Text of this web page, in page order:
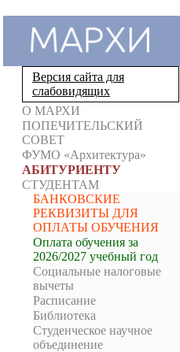
Версия сайта для
слабовидящих
О МАРХИ
ПОПЕЧИТЕЛЬСКИЙ
СОВЕТ
ФУМО «Архитектура»
АБИТУРИЕНТУ
СТУДЕНТАМ
БАНКОВСКИЕ
РЕКВИЗИТЫ ДЛЯ
ОПЛАТЫ ОБУЧЕНИЯ
Оплата обучения за
2026/2027 учебный год
Социальные налоговые
вычеты
Расписание
Библиотека
Студенческое научное
объединение